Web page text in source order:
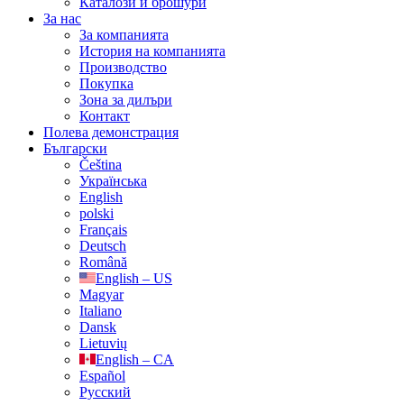
За нас
За компанията
История на компанията
Производство
Покупка
Зона за дилъри
Контакт
Полева демонстрация
Български
Čeština
Українська
English
polski
Français
Deutsch
Română
English – US
Magyar
Italiano
Dansk
Lietuvių
English – CA
Español
Русский